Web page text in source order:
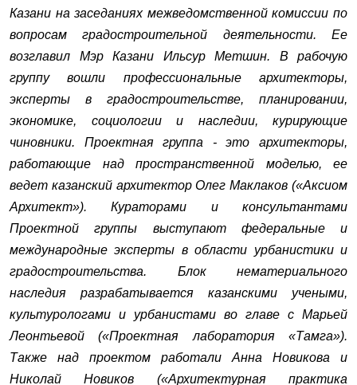
Казани на заседаниях межведомственной комиссии по
вопросам градостроительной деятельности. Ее
возглавил Мэр Казани Ильсур Метшин. В рабочую
группу вошли профессиональные архитекторы,
эксперты в градостроительстве, планировании,
экономике, социологии и наследии, курирующие
чиновники. Проектная группа - это архитекторы,
работающие над пространственной моделью, ее
ведет казанский архитектор Олег Маклаков («Аксиом
Архитект»). Кураторами и консультантами
Проектной группы выступают федеральные и
международные эксперты в области урбанистики и
градостроительства. Блок нематериального
наследия разрабатывается казанскими учеными,
культурологами и урбанистами во главе с Марьей
Леонтьевой («Проектная лаборатория «Тамга»).
Также над проектом работали Анна Новикова и
Николай Новиков («Архитектурная практика